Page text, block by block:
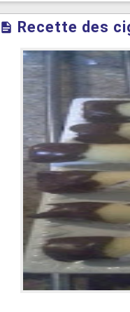
Recette des